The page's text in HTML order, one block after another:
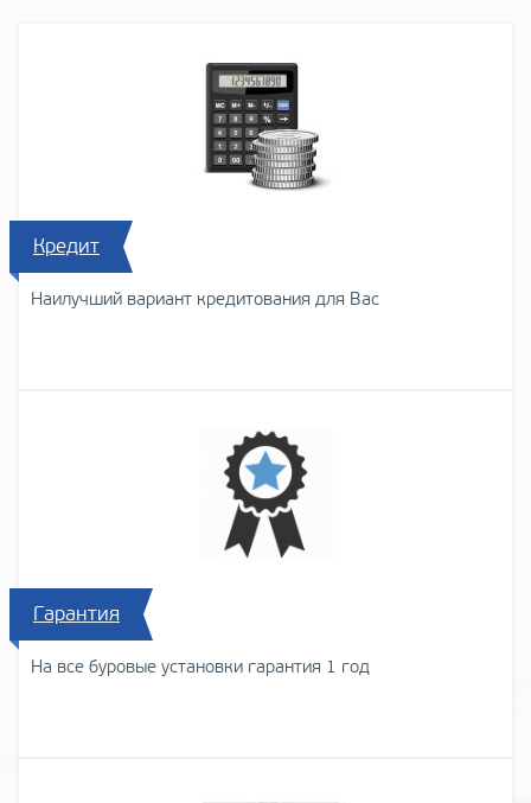
Кредит
Наилучший вариант кредитования для Вас
Гарантия
На все буровые установки гарантия 1 год